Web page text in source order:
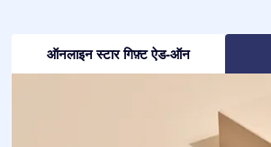
ऑनलाइन स्टार गिफ़्ट ऐड-ऑन